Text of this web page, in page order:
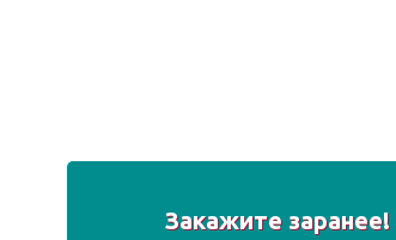
Закажите заранее!